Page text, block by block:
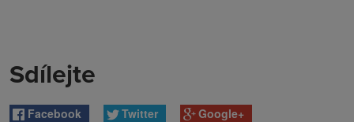
Sdílejte
Facebook Twitter Google+